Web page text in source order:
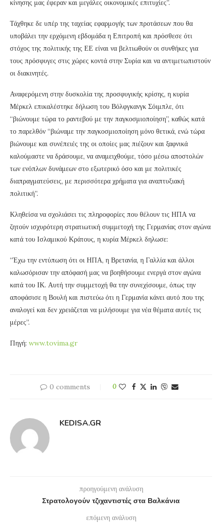
κίνησης μας έφεραν και μεγάλες οικονομικές επιτυχίες”.
Τάχθηκε δε υπέρ της ταχείας εφαρμογής των προτάσεων που θα
υποβάλει την ερχόμενη εβδομάδα η Επιτροπή και πρόσθεσε ότι
στόχος της πολιτικής της ΕΕ είναι να βελτιωθούν οι συνθήκες για
τους πρόσφυγες στις χώρες κοντά στην Συρία και να αντιμετωπιστούν
οι διακινητές.
Αναφερόμενη στην δυσκολία της προσφυγικής κρίσης, η κυρία
Μέρκελ επικαλέστηκε δήλωση του Βόλφγκανγκ Σόιμπλε, ότι
“βιώνουμε τώρα το ραντεβού με την παγκοσμιοποίηση”, καθώς κατά
το παρελθόν “βιώναμε την παγκοσμιοποίηση μόνο θετικά, ενώ τώρα
βιώνουμε και συνέπειές της οι οποίες μας πιέζουν και ξαφνικά
καλούμαστε να δράσουμε, να αναμειχθούμε, τόσο μέσω αποστολών
των ενόπλων δυνάμεων στο εξωτερικό όσο και με πολιτικές
διαπραγματεύσεις, με περισσότερα χρήματα για αναπτυξιακή
πολιτική”.
Κληθείσα να σχολιάσει τις πληροφορίες που θέλουν τις ΗΠΑ να
ζητούν ισχυρότερη στρατιωτική συμμετοχή της Γερμανίας στον αγώνα
κατά του Ισλαμικού Κράτους, η κυρία Μέρκελ δηλωσε:
“Έχω την εντύπωση ότι οι ΗΠΑ, η Βρετανία, η Γαλλία και άλλοι
καλωσόρισαν την απόφασή μας να βοηθήσουμε ενεργά στον αγώνα
κατά του ΙΚ. Αυτή την συμμετοχή θα την συνεχίσουμε, όπως την
αποφάσισε η Βουλή και πιστεύω ότι η Γερμανία κάνει αυτό που της
αναλογεί και δεν χρειάζεται να μιλήσουμε για νέα θέματα αυτές τις
μέρες”.
Πηγή: www.tovima.gr
0 comments 0
KEDISA.GR
προηγούμενη ανάλυση
Στρατολογούν τζιχαντιστές στα Βαλκάνια
επόμενη ανάλυση